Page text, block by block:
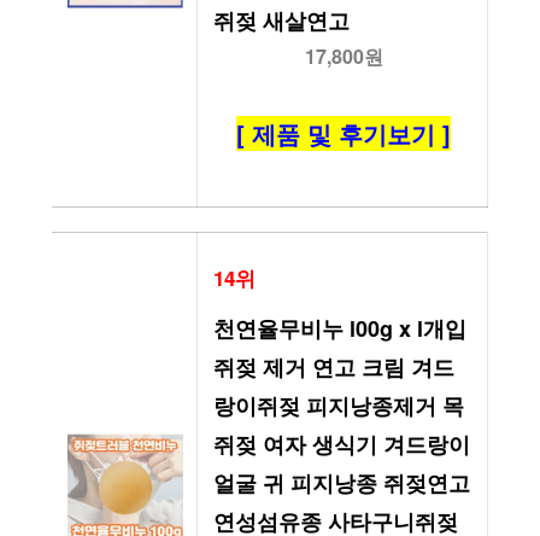
쥐젖 새살연고
17,800원
[ 제품 및 후기보기 ]
14위
천연율무비누 l00g x l개입
쥐젖 제거 연고 크림 겨드
랑이쥐젖 피지낭종제거 목
쥐젖 여자 생식기 겨드랑이
얼굴 귀 피지낭종 쥐젖연고
연성섬유종 사타구니쥐젖